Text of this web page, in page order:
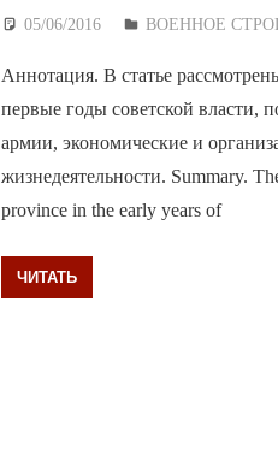
05/06/2016 Дежурный по
ВОЕННОЕ
Аннотация. В статье
первые годы советской власти,
армии, экономические и
жизнедеятельности. Summary.
province in the early years of
ЧИТАТЬ